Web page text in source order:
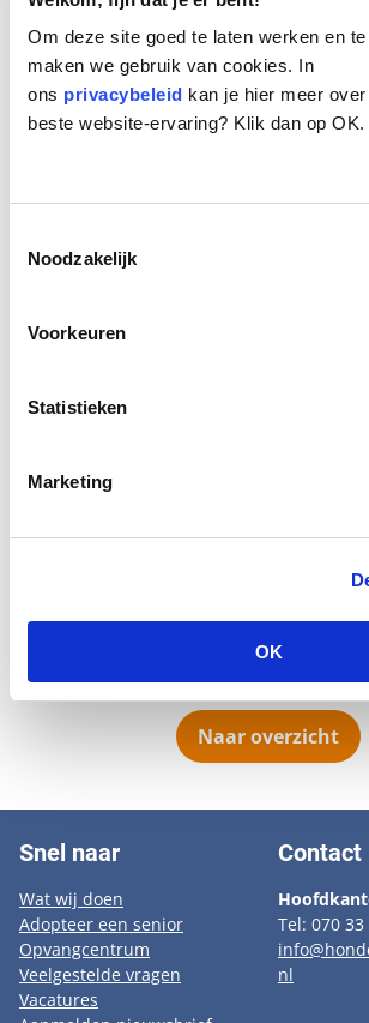
Om deze site goed te laten werken en
maken we gebruik van cookies. In
ons privacybeleid kan je hier meer
beste website-ervaring? Klik dan op OK.
Noodzakelijk
Voorkeuren
Statistieken
Marketing
OK
Naam: Davy
Ras/type:
Reden opvang:
Davy is een minimaal ruwharig Jack
overleden en vroeg haar notaris een
vinden voor haar hondje. Deze vond
het duurde dan ook maar liefst 3 hele
Naar overzicht
Snel naar
Wat wij doen
Adopteer een senior
Opvangcentrum
Veelgestelde vragen
Vacatures
Contact
Tel: 070 33
nl